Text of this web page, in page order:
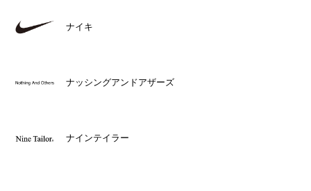
ナイキ
ナッシングアンドアザーズ
ナインテイラー